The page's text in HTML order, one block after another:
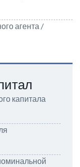
агента /
капитала